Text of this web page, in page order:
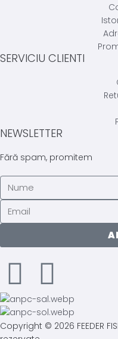
SERVICIU CLIENTI
NEWSLETTER
Fără spam, promitem
Copyright © 2026 FEEDER